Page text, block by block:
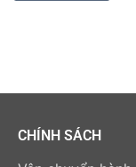
CHÍNH SÁCH